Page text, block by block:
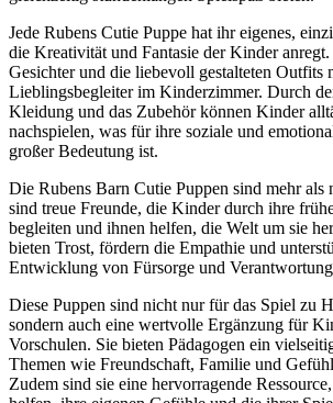
Jede Rubens Cutie Puppe hat ihr eigenes,
die Kreativität und Fantasie der Kinder
Gesichter und die liebevoll gestalteten Outfits
Lieblingsbegleiter im Kinderzimmer. Durch
Kleidung und das Zubehör können Kinder
nachspielen, was für ihre soziale und
großer Bedeutung ist.
Die Rubens Barn Cutie Puppen sind mehr als
sind treue Freunde, die Kinder durch ihre
begleiten und ihnen helfen, die Welt um sie
bieten Trost, fördern die Empathie und
Entwicklung von Fürsorge und
Diese Puppen sind nicht nur für das Spiel zu
sondern auch eine wertvolle Ergänzung für
Vorschulen. Sie bieten Pädagogen ein
Themen wie Freundschaft, Familie und
Zudem sind sie eine hervorragende